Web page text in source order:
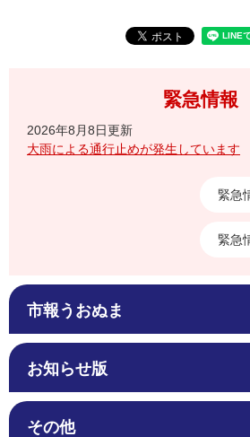
緊急情報
2026年8月8日更新
大雨による通行止めが発生しています
緊急
緊急
市報うおぬま
お知らせ版
その他